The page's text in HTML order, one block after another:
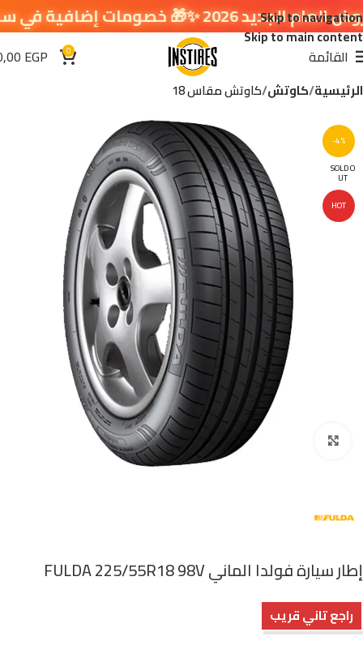
Skip to navigation
Skip to main content
القائمة 0
EGP
الرئيسية كاوتش كاوتش مقاس 18
-4%
SOLD O
UT
HOT
إطار سيارة فولدا الماني FULDA 225/55R18 98V
راجع تاني قريب
خصومات إضافية في سلة التسوق 🔥